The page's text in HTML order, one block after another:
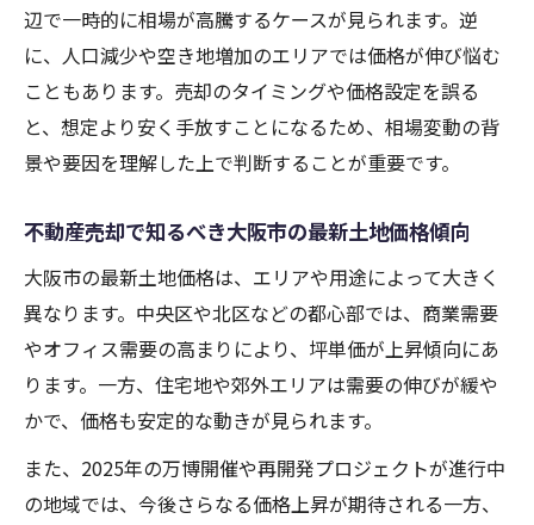
辺で一時的に相場が高騰するケースが見られます。逆
に、人口減少や空き地増加のエリアでは価格が伸び悩む
こともあります。売却のタイミングや価格設定を誤る
と、想定より安く手放すことになるため、相場変動の背
景や要因を理解した上で判断することが重要です。
不動産売却で知るべき大阪市の最新土地価格傾向
大阪市の最新土地価格は、エリアや用途によって大きく
異なります。中央区や北区などの都心部では、商業需要
やオフィス需要の高まりにより、坪単価が上昇傾向にあ
ります。一方、住宅地や郊外エリアは需要の伸びが緩や
かで、価格も安定的な動きが見られます。
また、2025年の万博開催や再開発プロジェクトが進行中
の地域では、今後さらなる価格上昇が期待される一方、